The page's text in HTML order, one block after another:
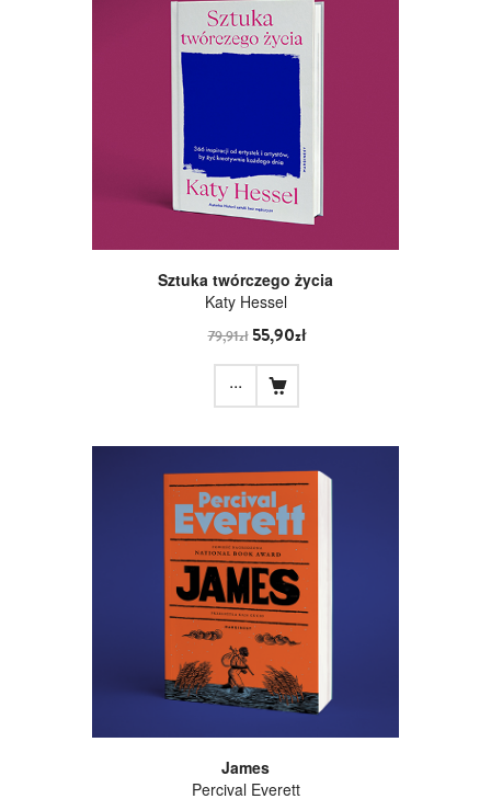
Sztuka twórczego życia
Katy Hessel
79,91zł55,90zł
...
James
Percival Everett